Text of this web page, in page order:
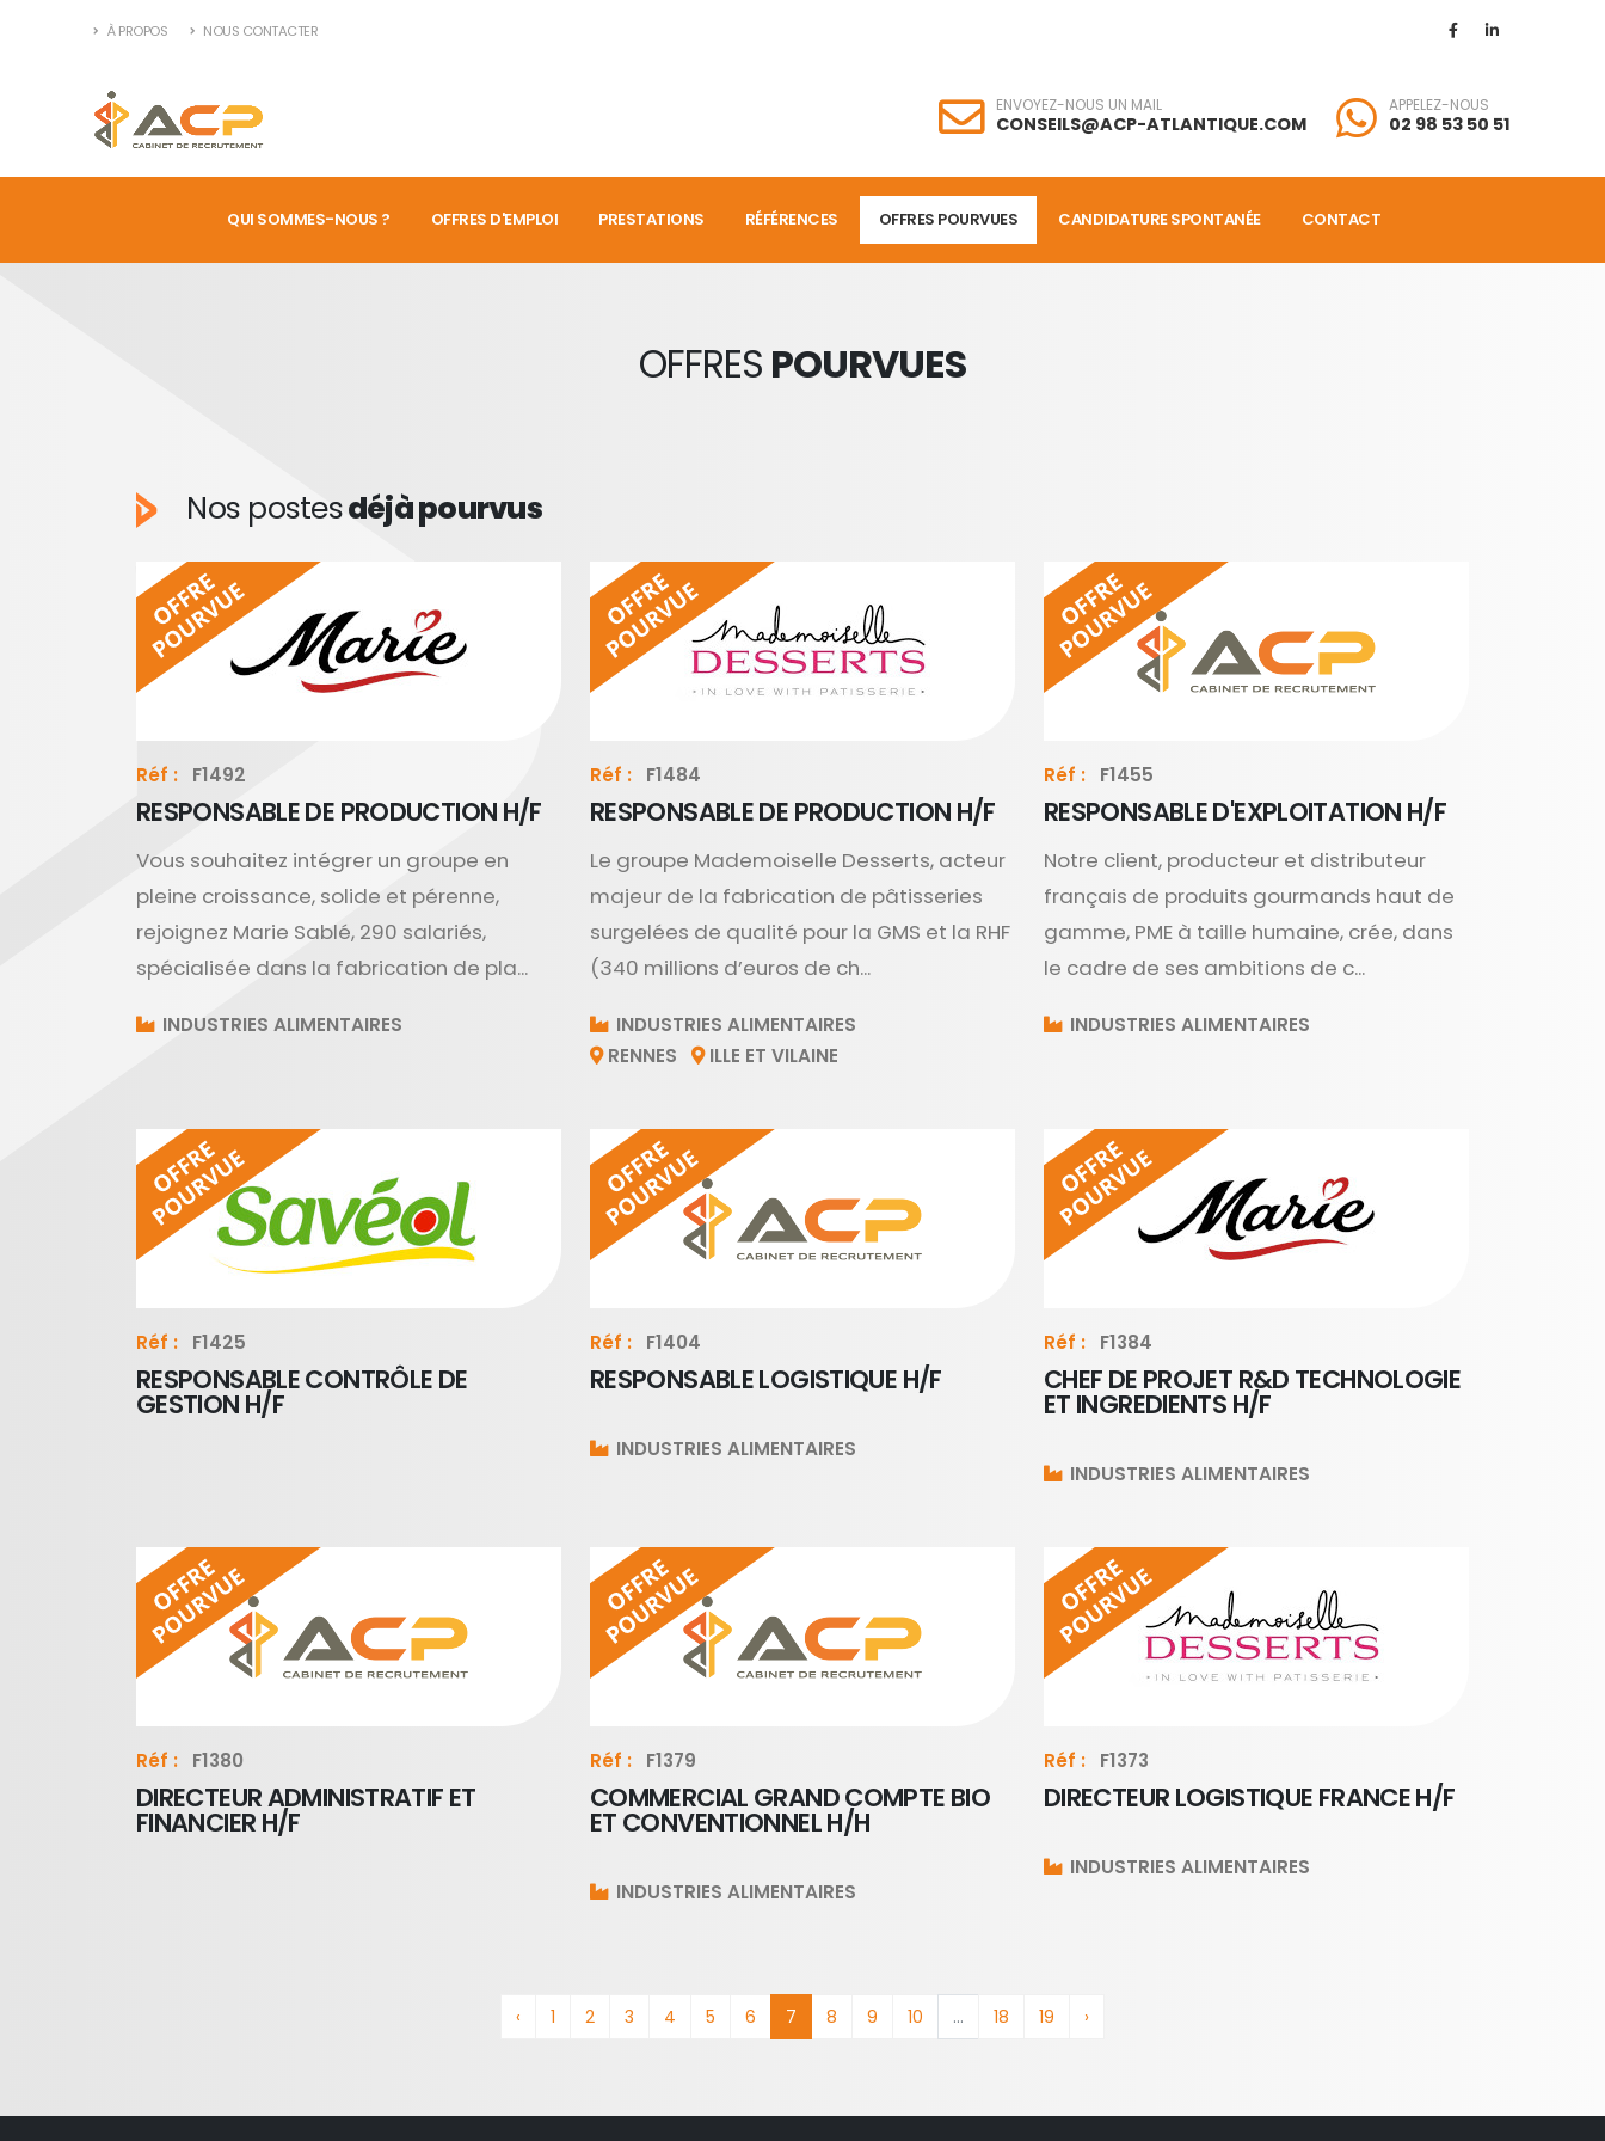
À PROPOS NOUS CONTACTER
ENVOYEZ-NOUS UN MAIL
CONSEILS@ACP-ATLANTIQUE.COM
APPELEZ-NOUS
02 98 53 50 51
QUI SOMMES-NOUS ? OFFRES D'EMPLOI PRESTATIONS RÉFÉRENCES OFFRES POURVUES CANDIDATURE SPONTANÉE CONTACT
OFFRES POURVUES
Nos postesdéjà pourvus
Réf : F1492
RESPONSABLE DE PRODUCTION H/F
Vous souhaitez intégrer un groupe en
pleine croissance, solide et pérenne,
rejoignez Marie Sablé, 290 salariés,
spécialisée dans la fabrication de pla...
INDUSTRIES ALIMENTAIRES
Réf : F1484
RESPONSABLE DE PRODUCTION H/F
Le groupe Mademoiselle Desserts, acteur
majeur de la fabrication de pâtisseries
surgelées de qualité pour la GMS et la RHF
(340 millions d’euros de ch...
INDUSTRIES ALIMENTAIRES
RENNES
ILLE ET VILAINE
Réf : F1455
RESPONSABLE D'EXPLOITATION H/F
Notre client, producteur et distributeur
français de produits gourmands haut de
gamme, PME à taille humaine, crée, dans
le cadre de ses ambitions de c...
INDUSTRIES ALIMENTAIRES
Réf : F1425
RESPONSABLE CONTRÔLE DE
GESTION H/F
Réf : F1404
RESPONSABLE LOGISTIQUE H/F
INDUSTRIES ALIMENTAIRES
Réf : F1384
CHEF DE PROJET R&D TECHNOLOGIE
ET INGREDIENTS H/F
INDUSTRIES ALIMENTAIRES
Réf : F1380
DIRECTEUR ADMINISTRATIF ET
FINANCIER H/F
Réf : F1379
COMMERCIAL GRAND COMPTE BIO
ET CONVENTIONNEL H/H
INDUSTRIES ALIMENTAIRES
Réf : F1373
DIRECTEUR LOGISTIQUE FRANCE H/F
INDUSTRIES ALIMENTAIRES
‹ 1 2 3 4 5 6 7 8 9 10 ... 18 19 ›